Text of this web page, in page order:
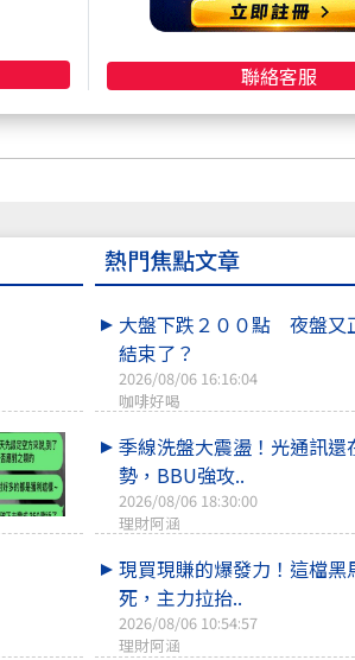
熱門焦點文章
大盤下跌２００點 夜盤
結束了？
2026/08/06 16:16:04
咖啡好喝
季線洗盤大震盪！光通訊還
勢，BBU強攻..
2026/08/06 18:30:00
理財阿涵
現買現賺的爆發力！這檔黑
死，主力拉抬..
2026/08/06 10:54:57
理財阿涵
聯絡客服